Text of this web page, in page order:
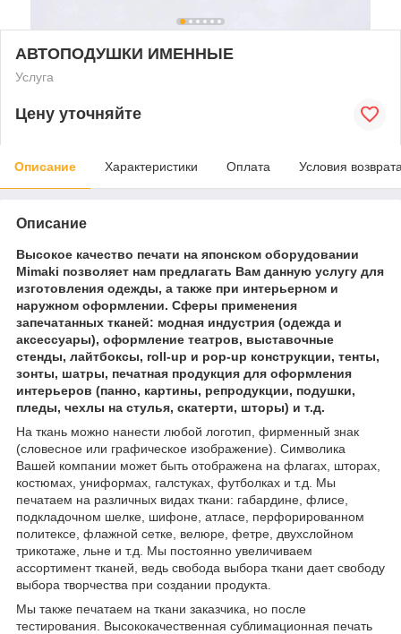
АВТОПОДУШКИ ИМЕННЫЕ
Услуга
Цену уточняйте
Описание Характеристики Оплата Условия
Описание
Высокое качество печати на японском оборудовании
Mimaki позволяет нам предлагать Вам данную услугу для
изготовления одежды, а также при интерьерном и
наружном оформлении. Сферы применения
запечатанных тканей: модная индустрия (одежда и
аксессуары), оформление театров, выставочные
стенды, лайтбоксы, roll-up и pop-up конструкции, тенты,
зонты, шатры, печатная продукция для оформления
интерьеров (панно, картины, репродукции, подушки,
пледы, чехлы на стулья, скатерти, шторы) и т.д.
На ткань можно нанести любой логотип, фирменный знак
(словесное или графическое изображение). Символика
Вашей компании может быть отображена на флагах, шторах,
костюмах, униформах, галстуках, футболках и т.д. Мы
печатаем на различных видах ткани: габардине, флисе,
подкладочном шелке, шифоне, атласе, перфорированном
политексе, флажной сетке, велюре, фетре, двухслойном
трикотаже, льне и т.д. Мы постоянно увеличиваем
ассортимент тканей, ведь свобода выбора ткани дает свободу
выбора творчества при создании продукта.
Мы также печатаем на ткани заказчика, но после
тестирования. Высококачественная сублимационная печать